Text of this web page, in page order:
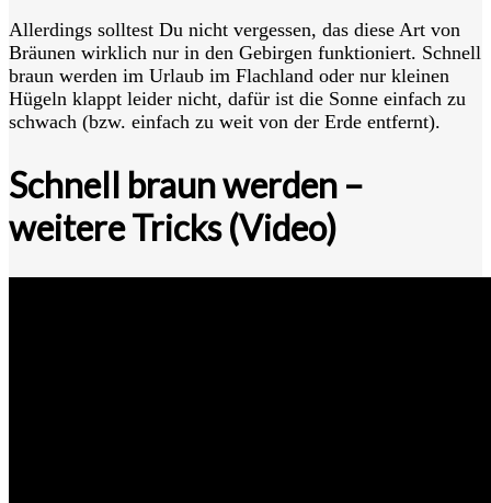
Allerdings solltest Du nicht vergessen, das diese Art von
Bräunen wirklich nur in den Gebirgen funktioniert. Schnell
braun werden im Urlaub im Flachland oder nur kleinen
Hügeln klappt leider nicht, dafür ist die Sonne einfach zu
schwach (bzw. einfach zu weit von der Erde entfernt).
Schnell braun werden –
weitere Tricks (Video)